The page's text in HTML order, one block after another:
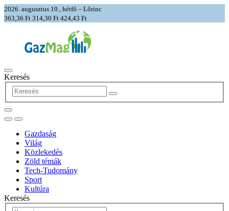
2026. augusztus 10., hétfő – Lőrinc
363,36 Ft 314,30 Ft 424,43 Ft
Keresés
Gazdaság
Világ
Közlekedés
Zöld témák
Tech-Tudomány
Sport
Kultúra
Keresés